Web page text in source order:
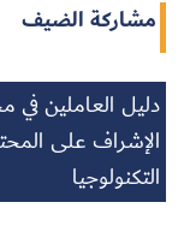
مشاركة الضيف
دليل العاملين في
الإشراف على
التكنولوجيا